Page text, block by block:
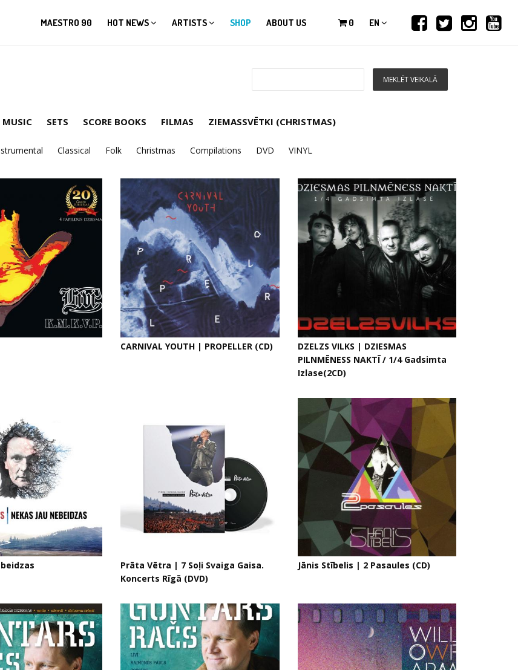
MAESTRO 90 HOT NEWS ARTISTS SHOP ABOUT US 0 EN
MUSIC SETS SCORE BOOKS FILMAS ZIEMASSVĒTKI (CHRISTMAS)
Classical Folk Christmas Compilations DVD VINYL
CARNIVAL YOUTH | PROPELLER (CD)
DZELZS VILKS | DZIESMAS
PILNMĒNESS NAKTĪ / 1/4 Gadsimta
Izlase(2CD)
Prāta Vētra | 7 Soļi Svaiga Gaisa.
Koncerts Rīgā (DVD)
Jānis Stībelis | 2 Pasaules (CD)